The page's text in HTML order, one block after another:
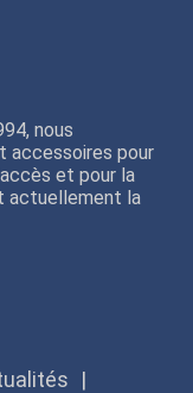
nous
accessoires pour
et pour la
actuellement la